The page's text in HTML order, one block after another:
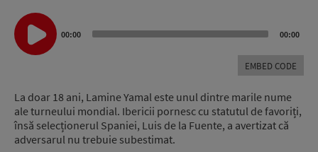
Audio
Player
00:00 00:00
EMBED CODE
La doar 18 ani, Lamine Yamal este unul dintre marile nume
ale turneului mondial. Ibericii pornesc cu statutul de favoriți,
însă selecționerul Spaniei, Luis de la Fuente, a avertizat că
adversarul nu trebuie subestimat.